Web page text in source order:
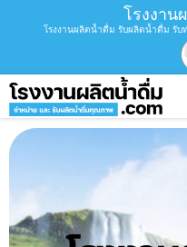
โรงงาน
โรงงานผลิตน้ำดื่ม รับผลิตน้ำดื่ม รั